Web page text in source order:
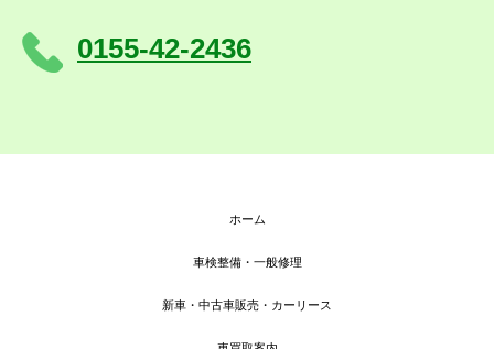
0155-42-2436
ホーム
車検整備・一般修理
新車・中古車販売・カーリース